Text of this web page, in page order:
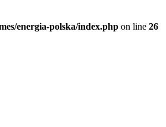
energia-polska/index.php on line 26